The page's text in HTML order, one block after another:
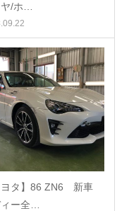
/ホ…
ヨタ】86 ZN6 新車
ー全…